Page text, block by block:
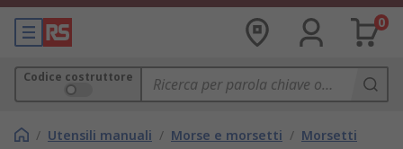
0
Codice costruttore
/ Utensili manuali / Morse e morsetti / Morsetti